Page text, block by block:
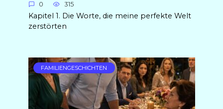
0 315
Kapitel 1. Die Worte, die meine perfekte Welt
zerstörten
FAMILIENGESCHICHTEN